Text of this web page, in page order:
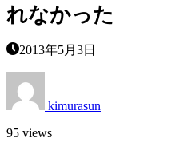
れなかった
2013年5月3日
kimurasun
95 views